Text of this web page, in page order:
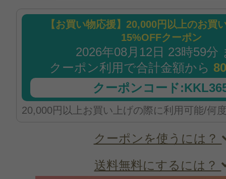
【お買い物応援】20,000円以上のお買
15%OFFクーポン
2026年08月12日 23時59分
クーポン利用で合計金額から
クーポンコード
20,000円以上お買い上げの際に利用可能/何
クーポンを使うには？
送料無料にするには？